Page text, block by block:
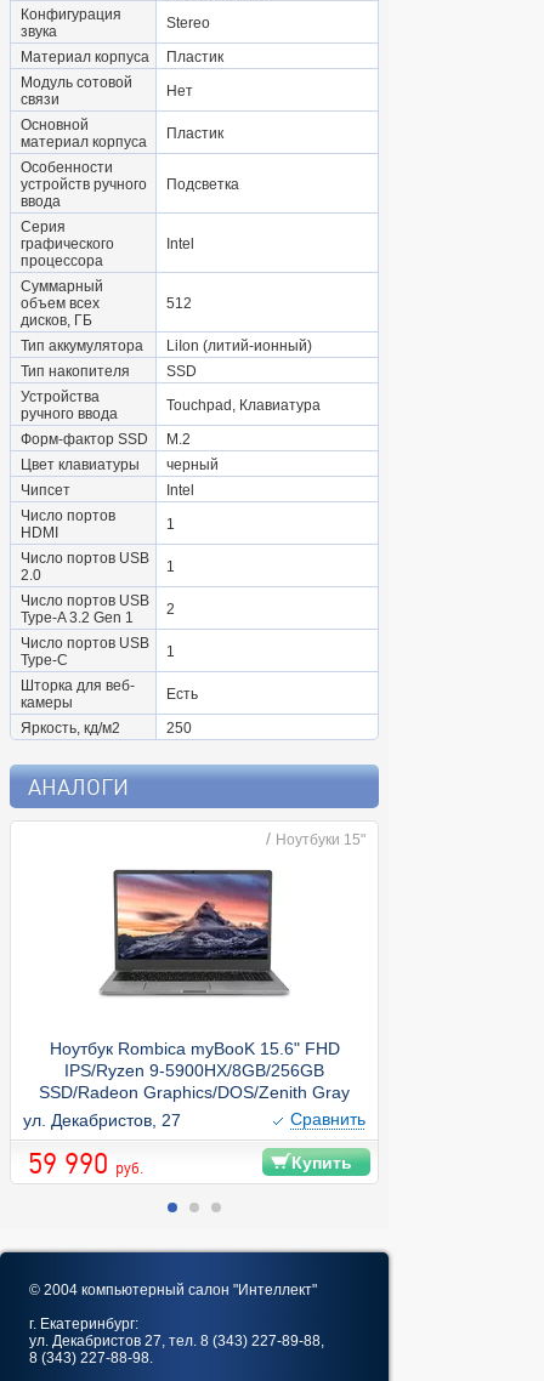
Конфигурация
звука
Stereo
Материал корпуса
Пластик
Модуль сотовой
связи
Нет
Основной
материал корпуса
Пластик
Особенности
устройств ручного
ввода
Подсветка
Серия
графического
процессора
Intel
Суммарный
объем всех
дисков, ГБ
512
Тип аккумулятора
LiIon (литий-ионный)
Тип накопителя
SSD
Устройства
ручного ввода
Touchpad, Клавиатура
Форм-фактор SSD
M.2
Цвет клавиатуры
черный
Чипсет
Intel
Число портов
HDMI
1
Число портов USB
2.0
1
Число портов USB
Type-A 3.2 Gen 1
2
Число портов USB
Type-C
1
Шторка для веб-
камеры
Есть
Яркость, кд/м2
250
АНАЛОГИ
/ Ноутбуки 15"
Ноутбук Rombica myBooK 15.6" FHD
IPS/Ryzen 9-5900HX/8GB/256GB
SSD/Radeon Graphics/DOS/Zenith Gray
ул. Декабристов, 27
Cравнить
59 990 руб. Купить
© 2004 компьютерный салон "Интеллект"
г. Екатеринбург:
ул. Декабристов 27, тел. 8 (343) 227-89-88,
8 (343) 227-88-98.